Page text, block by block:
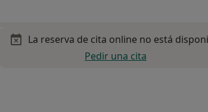
La reserva de cita online no está
Pedir una cita